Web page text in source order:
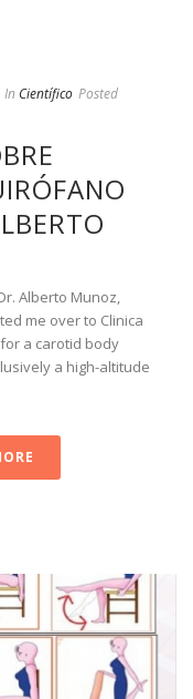
In Científico Posted
Alberto Munoz,
me over to Clinica
a carotid body
a high-altitude